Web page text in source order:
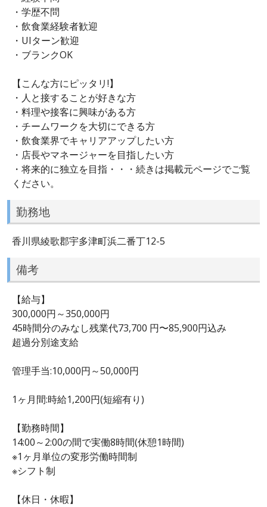
・学歴不問
・飲食業経験者歓迎
・UIターン歓迎
・ブランクOK
【こんな方にピッタリ!】
・人と接することが好きな方
・料理や接客に興味がある方
・チームワークを大切にできる方
・飲食業界でキャリアアップしたい方
・店長やマネージャーを目指したい方
・将来的に独立を目指・・・続きは掲載元ページでご覧
ください。
勤務地
香川県綾歌郡宇多津町浜二番丁12-5
備考
【給与】
300,000円～350,000円
45時間分のみなし残業代73,700 円〜85,900円込み
超過分別途支給
管理手当:10,000円～50,000円
1ヶ月間:時給1,200円(短縮有り)
【勤務時間】
14:00～2:00の間で実働8時間(休憩1時間)
※1ヶ月単位の変形労働時間制
※シフト制
【休日・休暇】